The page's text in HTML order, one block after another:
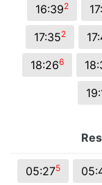
16:392
17:352
18:266
05:275